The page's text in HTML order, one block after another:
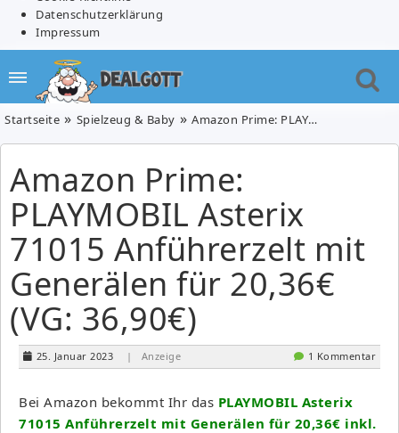
Datenschutzerklärung
Impressum
Startseite Spielzeug & Baby Amazon Prime: PLAYMOBIL Asterix 71015 Anführerzelt mit Generälen für 20,36€ (VG: 36,90€)
Amazon Prime:
PLAYMOBIL Asterix
71015 Anführerzelt mit
Generälen für 20,36€
(VG: 36,90€)
25. Januar 2023 | Anzeige 1 Kommentar
Bei Amazon bekommt Ihr das PLAYMOBIL Asterix
71015 Anführerzelt mit Generälen für 20,36€ inkl.